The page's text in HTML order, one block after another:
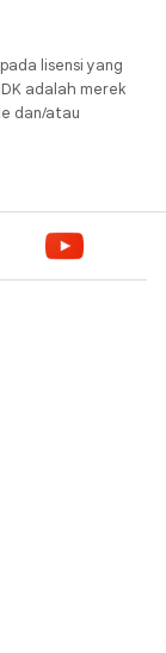
lisensi yang
adalah merek
dan/atau